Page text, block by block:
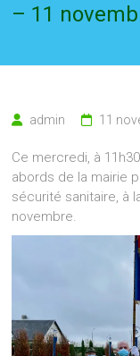
– 11
admin 11
Ce mercredi, à
abords de la mairie
sécurité sanitaire, à
novembre.